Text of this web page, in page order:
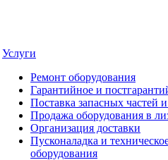
Услуги
Ремонт оборудования
Гарантийное и
Поставка запасных частей
Продажа оборудования в
Организация доставки
Пусконаладка и
оборудования